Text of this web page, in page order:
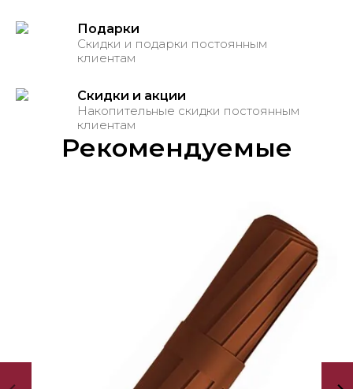
Подарки
Скидки и подарки постоянным
клиентам
Скидки и акции
Накопительные скидки постоянным
клиентам
Рекомендуемые